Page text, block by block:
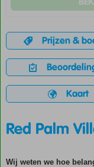
Prijzen &
Kaart
Red Palm
Wij weten we hoe